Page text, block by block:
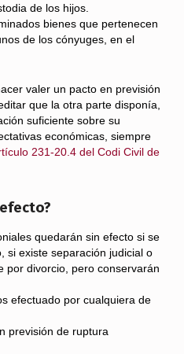
de los hijos.
bienes que pertenecen
de los cónyuges, en el
valer un pacto en previsión
que la otra parte disponía,
suficiente sobre su
económicas, siempre
231-20.4 del Codi Civil de
quedarán sin efecto si se
si existe separación judicial o
por divorcio, pero conservarán
efectuado por cualquiera de
previsión de ruptura